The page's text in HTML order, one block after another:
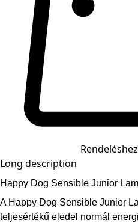
Long description
Happy Dog Sensible Junior
A Happy Dog Sensible Junior
teljesértékű eledel normál